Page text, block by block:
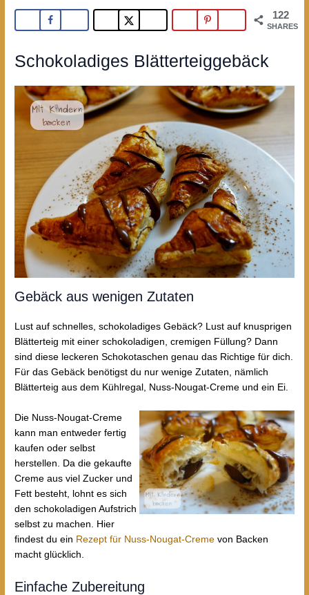
122
SHARES
Schokoladiges Blätterteiggebäck
Gebäck aus wenigen Zutaten
Lust auf schnelles, schokoladiges Gebäck? Lust auf knusprigen
Blätterteig mit einer schokoladigen, cremigen Füllung? Dann
sind diese leckeren Schokotaschen genau das Richtige für dich.
Für das Gebäck benötigst du nur wenige Zutaten, nämlich
Blätterteig aus dem Kühlregal, Nuss-Nougat-Creme und ein Ei.
Die Nuss-Nougat-Creme
kann man entweder fertig
kaufen oder selbst
herstellen. Da die gekaufte
Creme aus viel Zucker und
Fett besteht, lohnt es sich
den schokoladigen Aufstrich
selbst zu machen. Hier
findest du ein Rezept für Nuss-Nougat-Cremevon Backen
macht glücklich.
Einfache Zubereitung